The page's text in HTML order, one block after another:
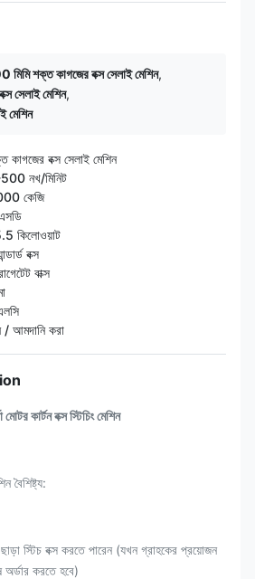
শক্ত কাগজের বক্স সেলাই মেশিন,
সেলাই মেশিন,
মেশিন
কাগজের বক্স সেলাই মেশিন
নখ/মিনিট
কেজি
কিলোওয়াট
বক্স
বাক্স
/ আমদানি করা
কার্টন বক্স স্টিচিং মেশিন
বৈশিষ্ট্য:
স্টিচ বক্স করতে পারেন (যখন গ্রাহকের প্রয়োজন
অর্ডার করতে হবে)